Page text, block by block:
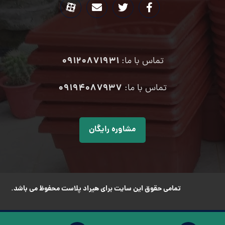
تماس با ما:09120871931
تماس با ما: ۰۹۱۹۴۰۸۷۹۳۷
مشاوره رایگان
تمامی حقوق این سایت برای هیراد پلاست محفوظ می باشد.